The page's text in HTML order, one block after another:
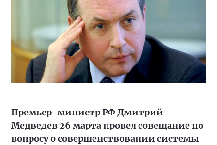
Премьер-министр РФ Дмитрий
Медведев 26 марта провел совещание по
вопросу о совершенствовании системы